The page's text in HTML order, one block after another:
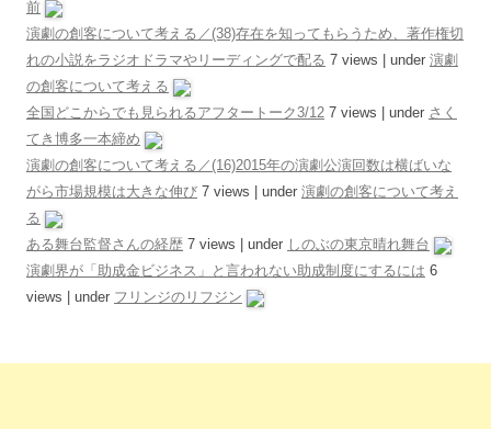
前
演劇の創客について考える／(38)存在を知ってもらうため、著作権切
れの小説をラジオドラマやリーディングで配る 7 views under 演劇
の創客について考える
全国どこからでも見られるアフタートーク3/12 7 views under さく
てき博多一本締め
演劇の創客について考える／(16)2015年の演劇公演回数は横ばいな
がら市場規模は大きな伸び 7 views under 演劇の創客について考え
る
ある舞台監督さんの経歴 7 views under しのぶの東京晴れ舞台
演劇界が「助成金ビジネス」と言われない助成制度にするには 6
views
under フリンジのリフジン